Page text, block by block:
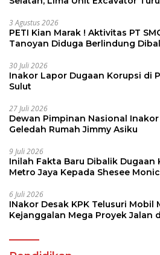
3 Agustus 2026
PETI Kian Marak ! Aktivitas PT
Tanoyan Diduga Berlindung
30 Juli 2026
Inakor Lapor Dugaan Korupsi di
Sulut
27 Juli 2026
Dewan Pimpinan Nasional
Geledah Rumah Jimmy Asiku
9 Juli 2026
Inilah Fakta Baru Dibalik Dugaan
Metro Jaya Kepada Shesee
6 Juli 2026
INakor Desak KPK Telusuri Mobil
Kejanggalan Mega Proyek Jalan